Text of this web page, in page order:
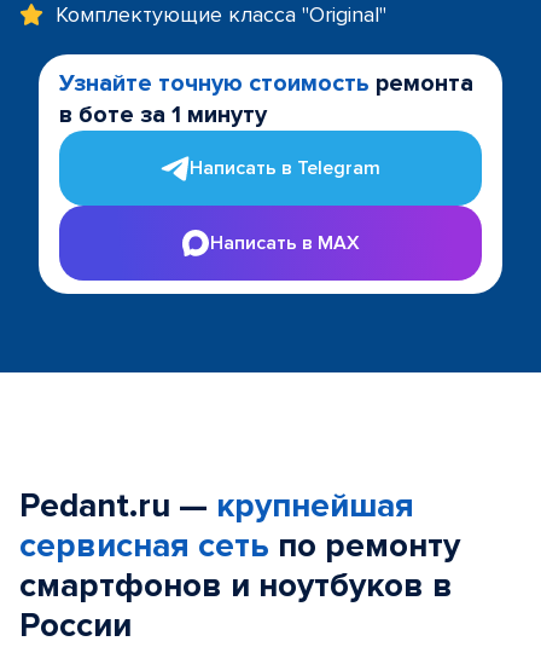
Комплектующие класса "Original"
Узнайте точную стоимость ремонта
в боте за 1 минуту
Написать в Telegram
Написать в MAX
Pedant.ru — крупнейшая
сервисная сеть по ремонту
смартфонов и ноутбуков в
России